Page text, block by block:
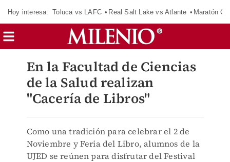
Hoy interesa: Toluca vs LAFC Real Salt Lake vs Atlante Maratón
En la Facultad de Ciencias
de la Salud realizan
"Cacería de Libros"
Como una tradición para celebrar el 2 de
Noviembre y Feria del Libro, alumnos de la
UJED se reúnen para disfrutar del Festival